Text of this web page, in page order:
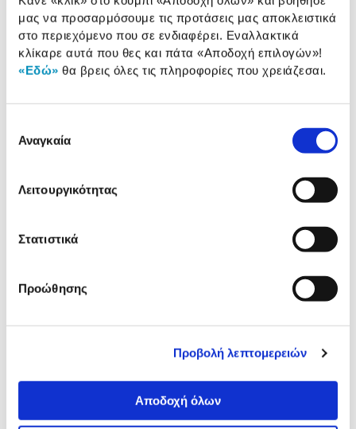
μας να προσαρμόσουμε τις προτάσεις μας αποκλειστικά
στο περιεχόμενο που σε ενδιαφέρει. Εναλλακτικά
κλίκαρε αυτά που θες και πάτα «Αποδοχή επιλογών»!
«Εδώ» θα βρεις όλες τις πληροφορίες που χρειάζεσαι.
συγκατάθεσης
Αναγκαία
Λειτουργικότητας
Στατιστικά
Προώθησης
Προβολή λεπτομερειών
Αποδοχή όλων
1,99 €
Προσθήκη
Sentio Σετ Αξεσουάρ 3τεμ. για